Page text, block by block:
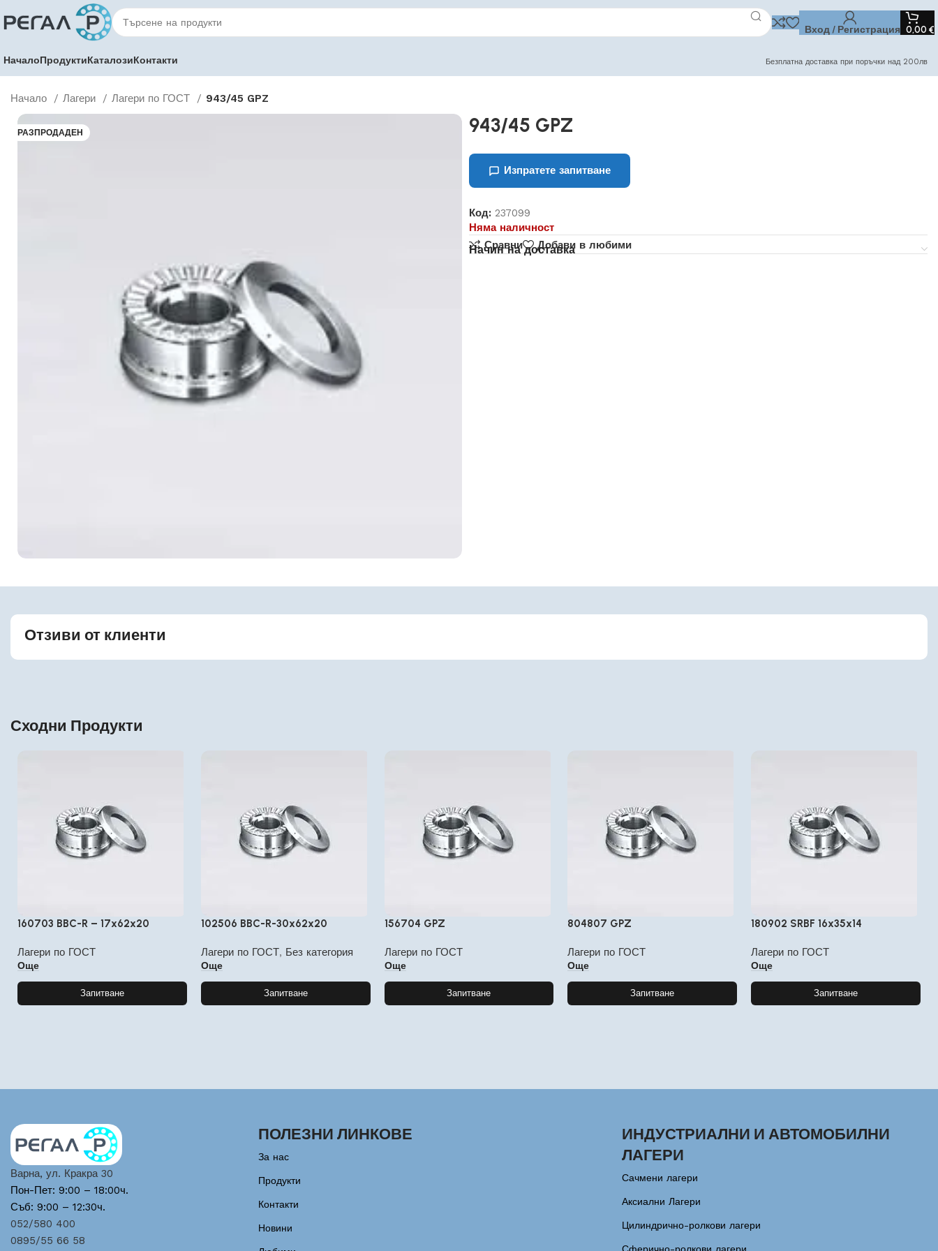
Вход / Регистрация 0,00 €
НачалоПродуктиКаталозиКонтакти Безплатна доставка при поръчки над 200лв
Начало Лагери Лагери по ГОСТ 943/45 GPZ
РАЗПРОДАДЕН 943/45 GPZ
Изпратете запитване
Код: 237099
Няма наличност
Сравни
Добави в любими
Начин на доставка
Отзиви от клиенти
Сходни Продукти
160703 BBC-R – 17x62x20
Лагери по ГОСТ
Още
Запитване
102506 BBC-R-30x62x20
Лагери по ГОСТ, Без категория
Още
Запитване
156704 GPZ
Лагери по ГОСТ
Още
Запитване
804807 GPZ
Лагери по ГОСТ
Още
Запитване
180902 SRBF 16x35x14
Лагери по ГОСТ
Още
Запитване
Варна, ул. Кракра 30
Пон-Пет: 9:00 – 18:00ч.
Съб: 9:00 – 12:30ч.
052/580 400
0895/55 66 58
ПОЛЕЗНИ ЛИНКОВЕ
За нас
Продукти
Контакти
Новини
ИНДУСТРИАЛНИ И АВТОМОБИЛНИ
ЛАГЕРИ
Сачмени лагери
Аксиални Лагери
Цилиндрично-ролкови лагери